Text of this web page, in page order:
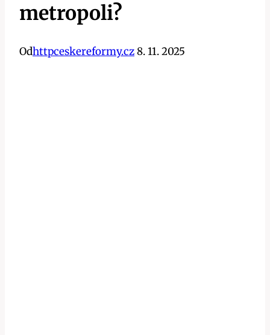
metropoli?
Odhttpceskereformy.cz8. 11. 2025